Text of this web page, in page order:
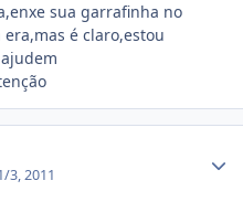
sua garrafinha no
é claro,estou
3, 2011